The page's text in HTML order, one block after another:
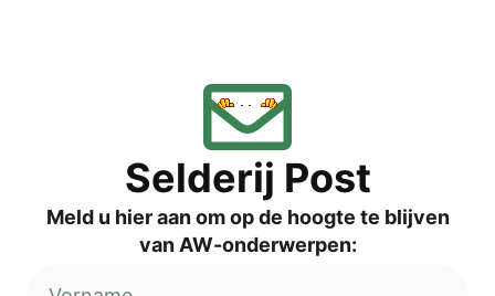
Sel­de­rij Post
Meld u hier aan om op de hoog­te te blij­ven
van AW-onderwerpen: